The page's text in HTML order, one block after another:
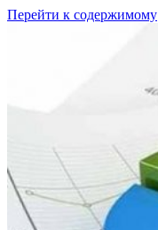
Перейти к содержимому